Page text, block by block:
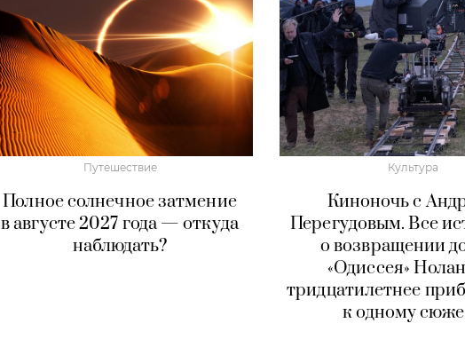
Путешествие
Полное солнечное затмение
в августе 2027 года — откуда
наблюдать?
Культура
Киноночь с
Перегудовым. Все
о возвращении
«Одиссея»
тридцатилетнее
к одному